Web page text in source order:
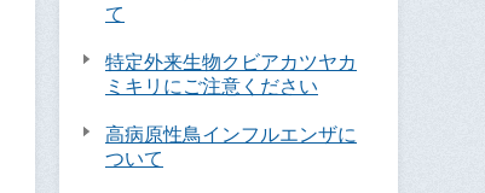
て
特定外来生物クビアカツヤカ
ミキリにご注意ください
高病原性鳥インフルエンザに
ついて